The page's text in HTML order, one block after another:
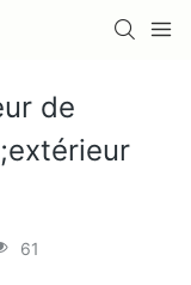
de
61